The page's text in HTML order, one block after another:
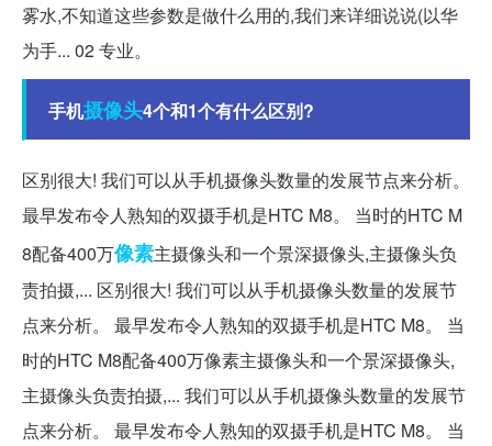
雾水,不知道这些参数是做什么用的,我们来详细说说(以华
为手... 02 专业。
手机摄像头4个和1个有什么区别?
区别很大! 我们可以从手机摄像头数量的发展节点来分析。
最早发布令人熟知的双摄手机是HTC M8。 当时的HTC M
8配备400万像素主摄像头和一个景深摄像头,主摄像头负
责拍摄,... 区别很大! 我们可以从手机摄像头数量的发展节
点来分析。 最早发布令人熟知的双摄手机是HTC M8。 当
时的HTC M8配备400万像素主摄像头和一个景深摄像头,
主摄像头负责拍摄,... 我们可以从手机摄像头数量的发展节
点来分析。 最早发布令人熟知的双摄手机是HTC M8。 当